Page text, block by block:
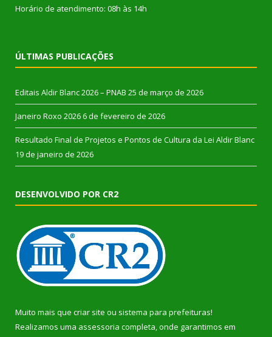
Horário de atendimento: 08h às 14h
ÚLTIMAS PUBLICAÇÕES
Editais Aldir Blanc 2026 – PNAB 25 de março de 2026
Janeiro Roxo 2026 6 de fevereiro de 2026
Resultado Final de Projetos e Pontos de Cultura da Lei Aldir Blanc
19 de janeiro de 2026
DESENVOLVIDO POR CR2
Muito mais que criar site ou sistema para prefeituras!
Realizamos uma assessoria completa, onde garantimos em